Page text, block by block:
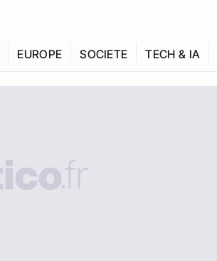
EUROPE SOCIETE TECH & IA